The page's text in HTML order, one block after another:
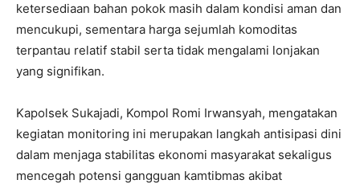
ketersediaan bahan pokok masih dalam kondisi aman dan
mencukupi, sementara harga sejumlah komoditas
terpantau relatif stabil serta tidak mengalami lonjakan
yang signifikan.
Kapolsek Sukajadi, Kompol Romi Irwansyah, mengatakan
kegiatan monitoring ini merupakan langkah antisipasi dini
dalam menjaga stabilitas ekonomi masyarakat sekaligus
mencegah potensi gangguan kamtibmas akibat